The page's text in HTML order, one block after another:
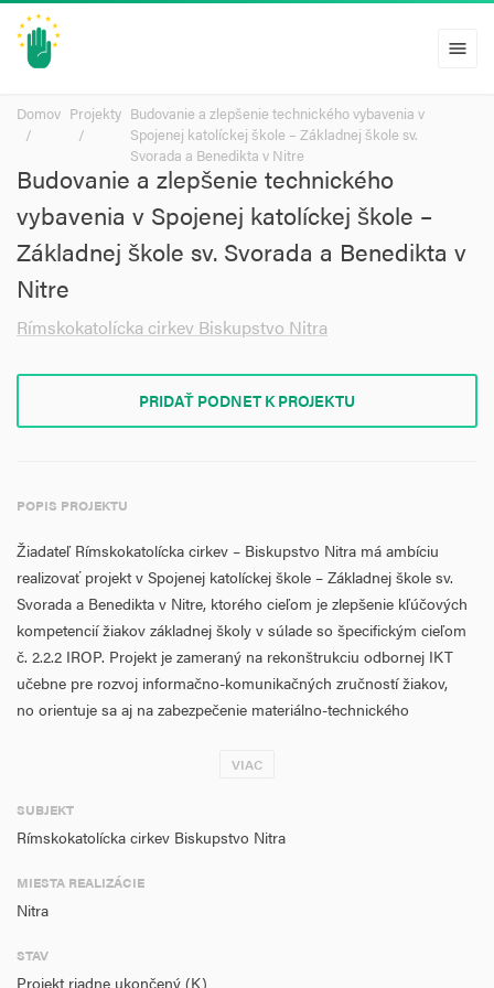
menu
Domov Projekty Budovanie a zlepšenie technického vybavenia v
Spojenej katolíckej škole – Základnej škole sv.
Svorada a Benedikta v Nitre
Budovanie a zlepšenie technického
vybavenia v Spojenej katolíckej škole –
Základnej škole sv. Svorada a Benedikta v
Nitre
Rímskokatolícka cirkev Biskupstvo Nitra
PRIDAŤ PODNET K PROJEKTU
POPIS PROJEKTU
Žiadateľ Rímskokatolícka cirkev – Biskupstvo Nitra má ambíciu
realizovať projekt v Spojenej katolíckej škole – Základnej škole sv.
Svorada a Benedikta v Nitre, ktorého cieľom je zlepšenie kľúčových
kompetencií žiakov základnej školy v súlade so špecifickým cieľom
č. 2.2.2 IROP. Projekt je zameraný na rekonštrukciu odbornej IKT
učebne pre rozvoj informačno-komunikačných zručností žiakov,
no orientuje sa aj na zabezpečenie materiálno-technického
celoživotného vzdelávania a sprístupnenia podporenej učebne pre
zákonom č. 568/2009 Z. z. o celoživotnom vzdelávaní a o zmene a
doplnení niektorých zákonov. Zlepšenie kľúčových kompetencií
VIAC
SUBJEKT
Rímskokatolícka cirkev Biskupstvo Nitra
MIESTA REALIZÁCIE
Nitra
STAV
Projekt riadne ukončený (K)